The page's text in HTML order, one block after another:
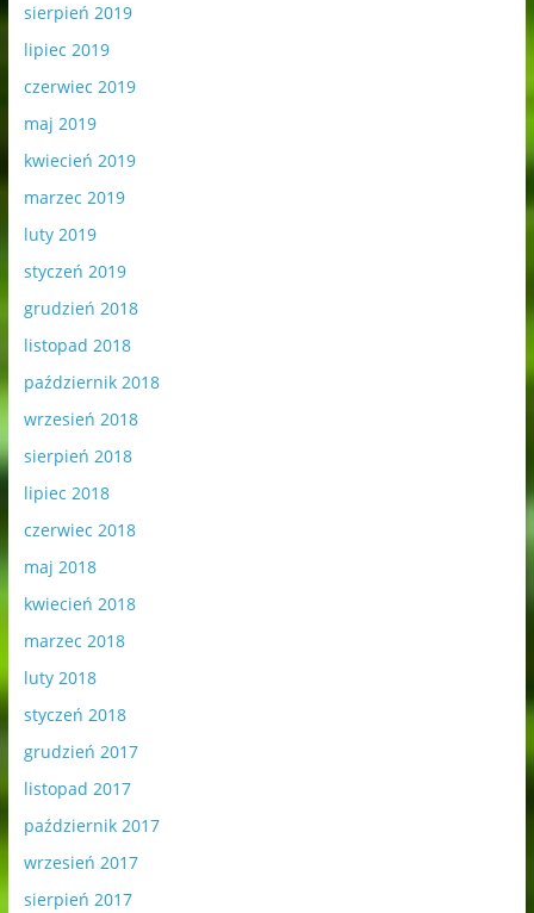
sierpień 2019
lipiec 2019
czerwiec 2019
maj 2019
kwiecień 2019
marzec 2019
luty 2019
styczeń 2019
grudzień 2018
listopad 2018
październik 2018
wrzesień 2018
sierpień 2018
lipiec 2018
czerwiec 2018
maj 2018
kwiecień 2018
marzec 2018
luty 2018
styczeń 2018
grudzień 2017
listopad 2017
październik 2017
wrzesień 2017
sierpień 2017